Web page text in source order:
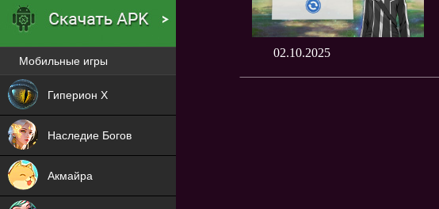
02.10.2025
Мобильные игры
Гиперион Х
Наследие Богов
NEW
Акмайра
NEW
NEW